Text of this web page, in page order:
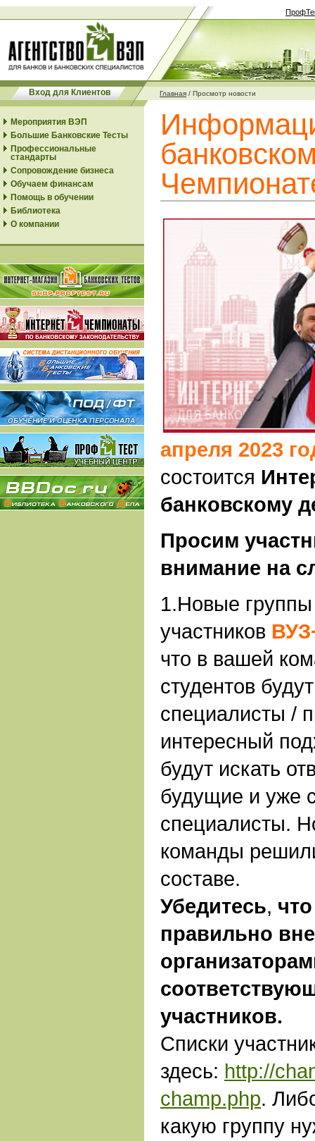
Вход для Клиентов Главная / Просмотр новости
Мероприятия ВЭП
Большие Банковские Тесты
Профессиональные
стандарты
Сопровождение бизнеса
Обучаем финансам
Помощь в обучении
Библиотека
О компании
апреля 2023
состоится
банковскому
Просим
внимание на
1.Новые группы
участников
что в вашей
студентов
специалисты /
интересный
будут искать
будущие и уже
специалисты.
команды
составе.
Убедитесь,
правильно
участников.
Списки
здесь: http://
champ.php.
какую группу